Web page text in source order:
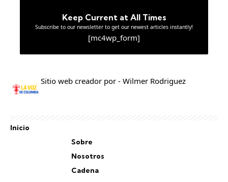
Keep Current at All Times
Subscribe to our newsletter to get our newest articles instantly!
[mc4wp_form]
Sitio web creador por - Wilmer Rodriguez
Inicio
Sobre
Nosotros
Cadena